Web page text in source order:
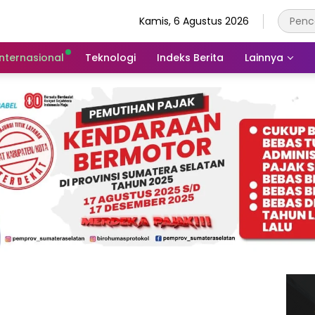
Kamis, 6 Agustus 2026
Teknologi Indeks Berita Lainnya